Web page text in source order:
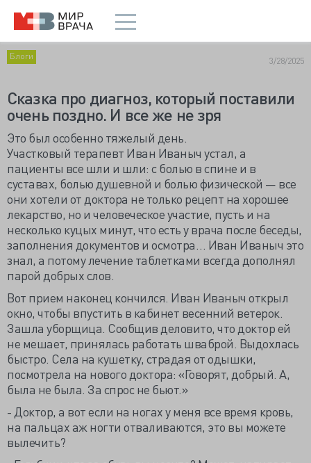
Блоги 3/28/2025
Сказка про диагноз, который поставили
очень поздно. И все же не зря
Это был особенно тяжелый день.
Участковый терапевт Иван Иваныч устал, а
пациенты все шли и шли: с болью в спине и в
суставах, болью душевной и болью физической — все
они хотели от доктора не только рецепт на хорошее
лекарство, но и человеческое участие, пусть и на
несколько куцых минут, что есть у врача после беседы,
заполнения документов и осмотра… Иван Иваныч это
знал, а потому лечение таблетками всегда дополнял
парой добрых слов.
Вот прием наконец кончился. Иван Иваныч открыл
окно, чтобы впустить в кабинет весенний ветерок.
Зашла уборщица. Сообщив деловито, что доктор ей
не мешает, принялась работать шваброй. Выдохлась
быстро. Села на кушетку, страдая от одышки,
посмотрела на нового доктора: «Говорят, добрый. А,
была не была. За спрос не бьют.»
- Доктор, а вот если на ногах у меня все время кровь,
на пальцах аж ногти отваливаются, это вы можете
вылечить?